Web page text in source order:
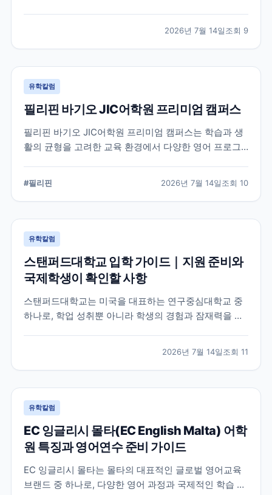
2026년 7월 14일조회 9
유학칼럼
필리핀 바기오 JIC어학원 프리미엄 캠퍼스
필리핀 바기오 JIC어학원 프리미엄 캠퍼스는 학습과 생
활의 균형을 고려한 교육 환경에서 다양한 영어 프로그
했습니다.
#필리핀 2026년 7월 14일조회 10
유학칼럼
스탠퍼드대학교 입학 가이드｜지원 준비와
국제학생이 확인할 사항
스탠퍼드대학교는 미국을 대표하는 연구중심대학교 중
하나로, 학업 성취뿐 아니라 학생의 경험과 잠재력을 종
확인이 필요한 정보를 함께 정리했습니다.
2026년 7월 14일조회 11
유학칼럼
EC 잉글리시 몰타(EC English Malta) 어학
원 특징과 영어연수 준비 가이드
EC 잉글리시 몰타는 몰타의 대표적인 글로벌 영어교육
브랜드 중 하나로, 다양한 영어 과정과 국제적인 학습 환